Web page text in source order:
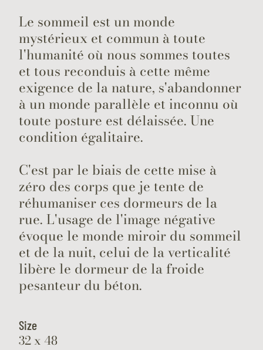
Le sommeil est un monde
mystérieux et commun à toute
l'humanité où nous sommes toutes
et tous reconduis à cette même
exigence de la nature, s'abandonner
à un monde parallèle et inconnu où
toute posture est délaissée. Une
condition égalitaire.
C'est par le biais de cette mise à
zéro des corps que je tente de
réhumaniser ces dormeurs de la
rue. L'usage de l'image négative
évoque le monde miroir du sommeil
et de la nuit, celui de la verticalité
libère le dormeur de la froide
pesanteur du béton.
Size
32 x 48